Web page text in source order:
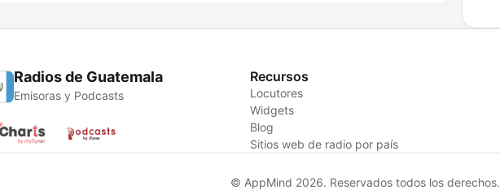
Radios de Guatemala
Emisoras y Podcasts
Recursos
Locutores
Widgets
Blog
Sitios web de radio por país
© AppMind 2026. Reservados todos los derechos.